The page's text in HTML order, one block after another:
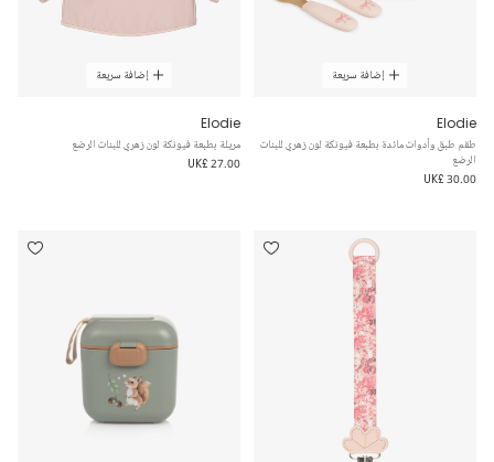
إضافة سريعة
Elodie
طقم طبق وأدوات مائدة بطبعة فيونكة لون زهري للبنات
الرضع
UK£ 30.00
إضافة سريعة
Elodie
مريلة بطبعة فيونكة لون زهري للبنات الرضع
UK£ 27.00